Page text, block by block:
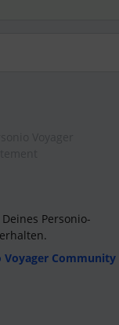
Personio-
Voyager Community